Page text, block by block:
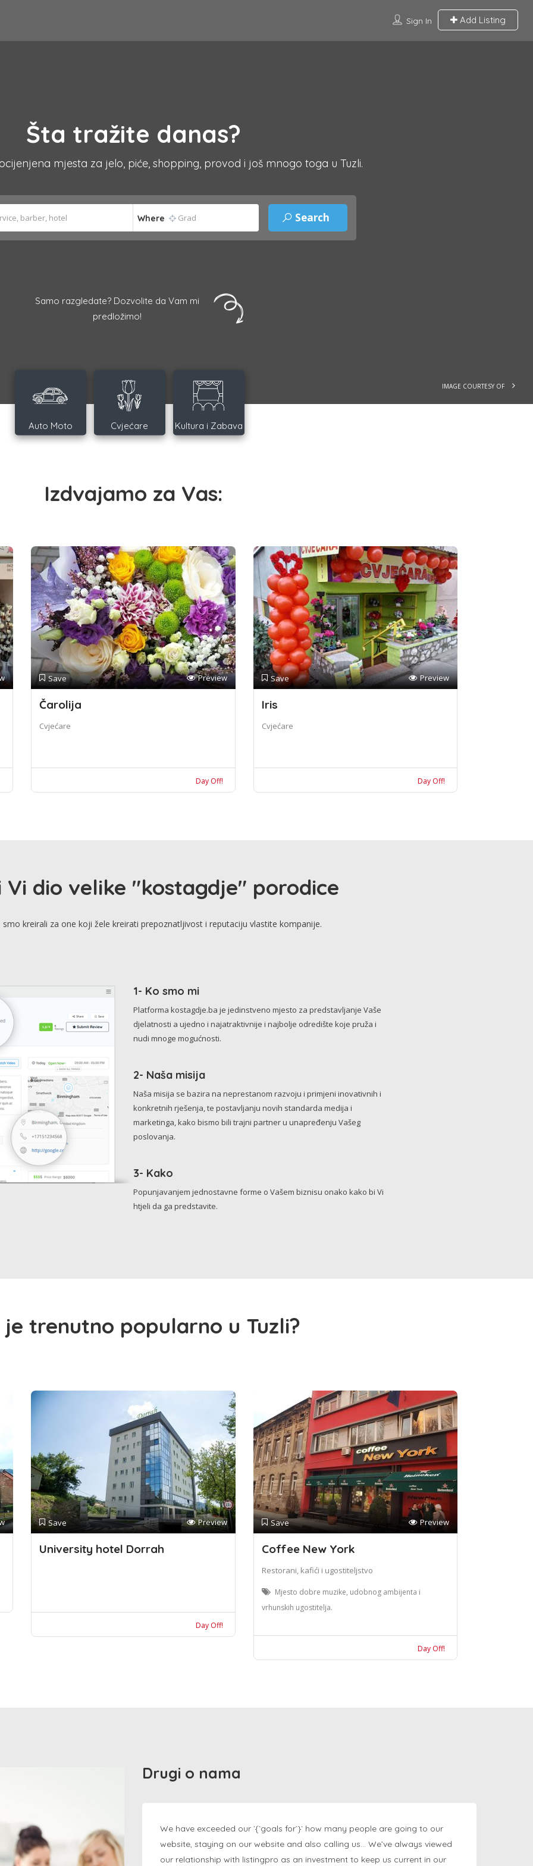
Sign In Add Listing
IMAGE COURTESY OF
Šta tražite danas?
mjesta za jelo, piće, shopping, provod i još mnogo toga u Tuzli.
Where
Samo razgledate? Dozvolite da Vam mi
predložimo!
Auto Moto Cvjećare Kultura i Zabava
Izdvajamo za Vas:
Save Preview
Čarolija
Cvjećare
Day Off!
Save Preview
Iris
Cvjećare
Day Off!
Vi dio velike "kostagdje" porodice
kreirali za one koji žele kreirati prepoznatljivost i reputaciju vlastite kompanije.
1- Ko smo mi
Platforma kostagdje.ba je jedinstveno mjesto za predstavljanje Vaše
djelatnosti a ujedno i najatraktivnije i najbolje odredište koje pruža i
nudi mnoge mogućnosti.
2- Naša misija
Naša misija se bazira na neprestanom razvoju i primjeni inovativnih i
konkretnih rješenja, te postavljanju novih standarda medija i
marketinga, kako bismo bili trajni partner u unapređenju Vašeg
poslovanja.
3- Kako
Popunjavanjem jednostavne forme o Vašem biznisu onako kako bi Vi
htjeli da ga predstavite.
je trenutno popularno u Tuzli?
Save Preview
University hotel Dorrah
Day Off!
Save Preview
Coffee New York
Restorani, kafići i ugostiteljstvo
Mjesto dobre muzike, udobnog ambijenta i
vrhunskih ugostitelja.
Day Off!
Drugi o nama
We have exceeded our `{`goals for`}` how many people are going to our
website, staying on our website and also calling us… We’ve always viewed
our relationship with listingpro as an investment to keep us current in our